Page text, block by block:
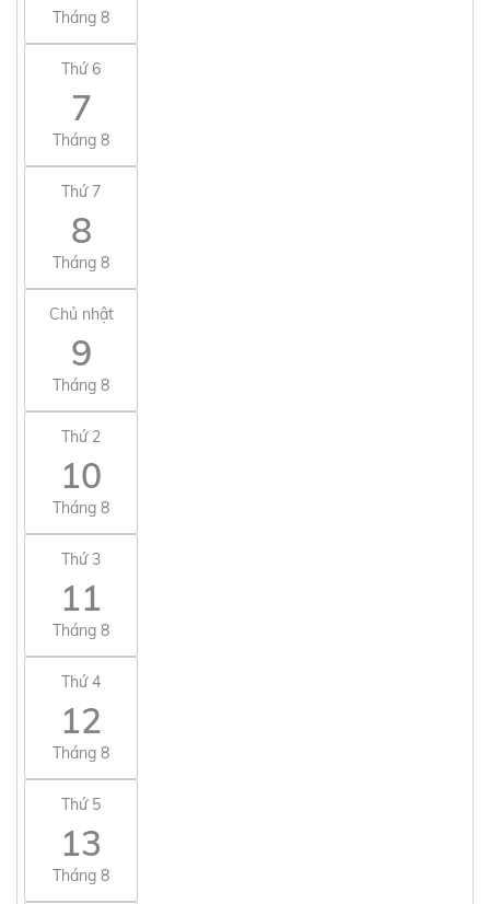
Tháng 8
Thứ 6
7
Tháng 8
Thứ 7
8
Tháng 8
Chủ nhật
9
Tháng 8
Thứ 2
10
Tháng 8
Thứ 3
11
Tháng 8
Thứ 4
12
Tháng 8
Thứ 5
13
Tháng 8